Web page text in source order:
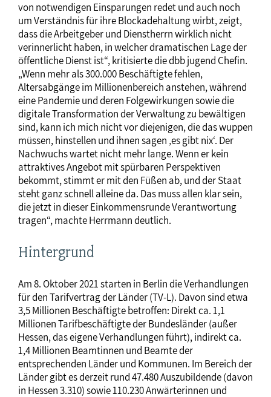
von notwendigen Einsparungen redet und auch noch
um Verständnis für ihre Blockadehaltung wirbt, zeigt,
dass die Arbeitgeber und Dienstherrn wirklich nicht
verinnerlicht haben, in welcher dramatischen Lage der
öffentliche Dienst ist“, kritisierte die dbb jugend Chefin.
„Wenn mehr als 300.000 Beschäftigte fehlen,
Altersabgänge im Millionenbereich anstehen, während
eine Pandemie und deren Folgewirkungen sowie die
digitale Transformation der Verwaltung zu bewältigen
sind, kann ich mich nicht vor diejenigen, die das wuppen
müssen, hinstellen und ihnen sagen ‚es gibt nix‘. Der
Nachwuchs wartet nicht mehr lange. Wenn er kein
attraktives Angebot mit spürbaren Perspektiven
bekommt, stimmt er mit den Füßen ab, und der Staat
steht ganz schnell alleine da. Das muss allen klar sein,
die jetzt in dieser Einkommensrunde Verantwortung
tragen“, machte Herrmann deutlich.
Hintergrund
Am 8. Oktober 2021 starten in Berlin die Verhandlungen
für den Tarifvertrag der Länder (TV-L). Davon sind etwa
3,5 Millionen Beschäftigte betroffen: Direkt ca. 1,1
Millionen Tarifbeschäftigte der Bundesländer (außer
Hessen, das eigene Verhandlungen führt), indirekt ca.
1,4 Millionen Beamtinnen und Beamte der
entsprechenden Länder und Kommunen. Im Bereich der
Länder gibt es derzeit rund 47.480 Auszubildende (davon
in Hessen 3.310) sowie 110.230 Anwärterinnen und